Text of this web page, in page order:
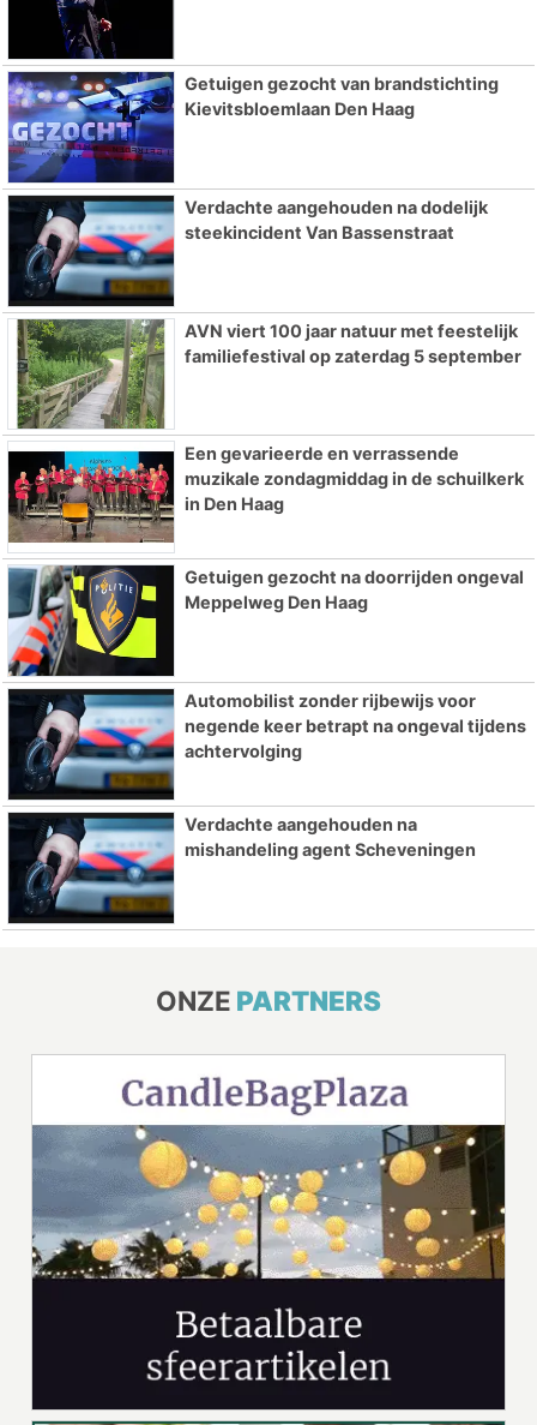
Getuigen gezocht van brandstichting
Kievitsbloemlaan Den Haag
Verdachte aangehouden na dodelijk
steekincident Van Bassenstraat
AVN viert 100 jaar natuur met feestelijk
familiefestival op zaterdag 5 september
Een gevarieerde en verrassende
muzikale zondagmiddag in de schuilkerk
in Den Haag
Getuigen gezocht na doorrijden ongeval
Meppelweg Den Haag
Automobilist zonder rijbewijs voor
negende keer betrapt na ongeval tijdens
achtervolging
Verdachte aangehouden na
mishandeling agent Scheveningen
ONZE PARTNERS